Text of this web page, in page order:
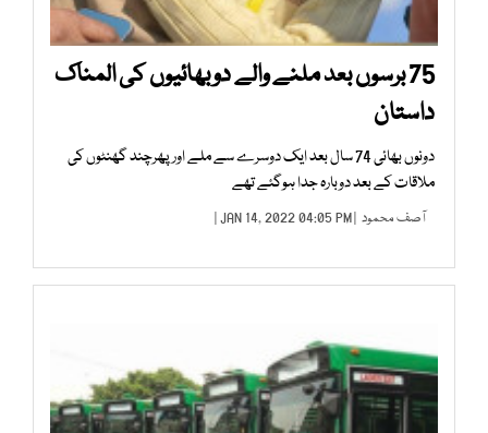
75 برسوں بعد ملنے والے دوبھائیوں کی المناک
داستان
دونوں بھائی 74 سال بعد ایک دوسرے سے ملے اورپھرچند گھنٹوں کی
ملاقات کے بعد دوبارہ جدا ہوگئے تھے
آصف محمود | JAN 14, 2022 04:05 PM |